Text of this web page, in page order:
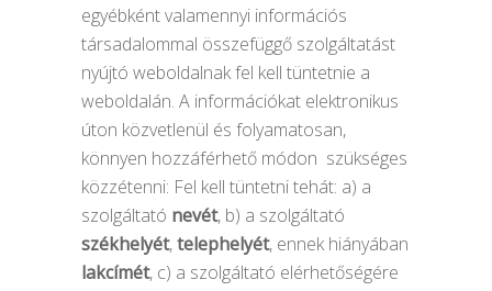
egyébként valamennyi információs
társadalommal összefüggő szolgáltatást
nyújtó weboldalnak fel kell tüntetnie a
weboldalán. A információkat elektronikus
úton közvetlenül és folyamatosan,
könnyen hozzáférhető módon szükséges
közzétenni: Fel kell tüntetni tehát: a) a
szolgáltató nevét, b) a szolgáltató
székhelyét,telephelyét, ennek hiányában
lakcímét, c) a szolgáltató elérhetőségére